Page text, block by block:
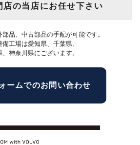
店の当店にお任せ下さい
部品、中古部品の手配が可能です。
備工場は愛知県、千葉県、
、神奈川県にございます。
ームでのお問い合わせ